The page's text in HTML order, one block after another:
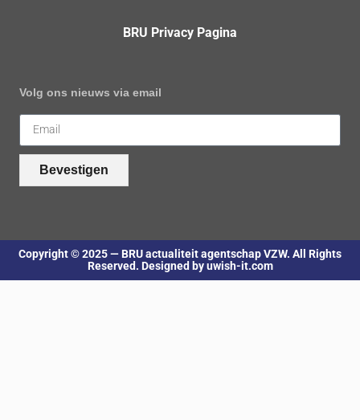
BRU Privacy Pagina
Volg ons nieuws via email
Bevestigen
Copyright © 2025 — BRU actualiteit agentschap VZW. All Rights
Reserved. Designed by uwish-it.com